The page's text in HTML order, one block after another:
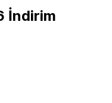
İndirim